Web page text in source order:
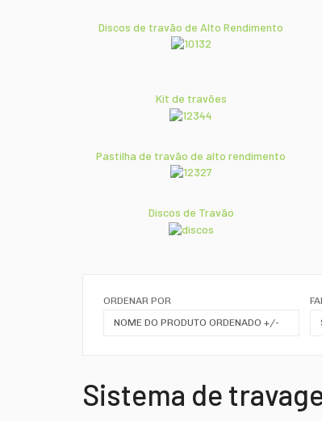
Discos de travão de Alto Rendimento
Kit de travões
Pastilha de travão de alto rendimento
Discos de Travão
ORDENAR POR
NOME DO PRODUTO ORDENADO +/-
Sistema de